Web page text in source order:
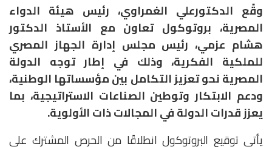
وقّع الدكتورعلي الغمراوي، رئيس هيئة الدواء
المصرية، بروتوكول تعاون مع الأستاذ الدكتور
هشام عزمي، رئيس مجلس إدارة الجهاز المصري
للملكية الفكرية، وذلك في إطار توجه الدولة
المصرية نحو تعزيز التكامل بين مؤسساتها الوطنية،
ودعم الابتكار وتوطين الصناعات الاستراتيجية، بما
يعزز قدرات الدولة في المجالات ذات الأولوية.
يأتي توقيع البروتوكول انطلاقًا من الحرص المشترك على